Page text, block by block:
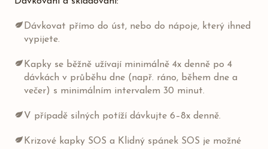
Dávkovat přímo do úst, nebo do nápoje, který ihned
vypijete.
Kapky se běžně užívají minimálně 4x denně po 4
dávkách v průběhu dne (např. ráno, během dne a
večer) s minimálním intervalem 30 minut.
V případě silných potíží dávkujte 6–8x denně.
Krizové kapky SOS a Klidný spánek SOS je možné